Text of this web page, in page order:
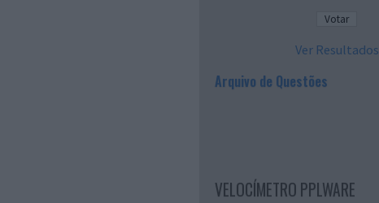
Ver Resultados
Arquivo de Questões
VELOCÍMETRO PPLWARE